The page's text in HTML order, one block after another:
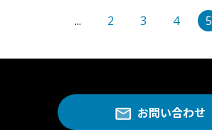
... 2 3 4 5
お問い合わせ